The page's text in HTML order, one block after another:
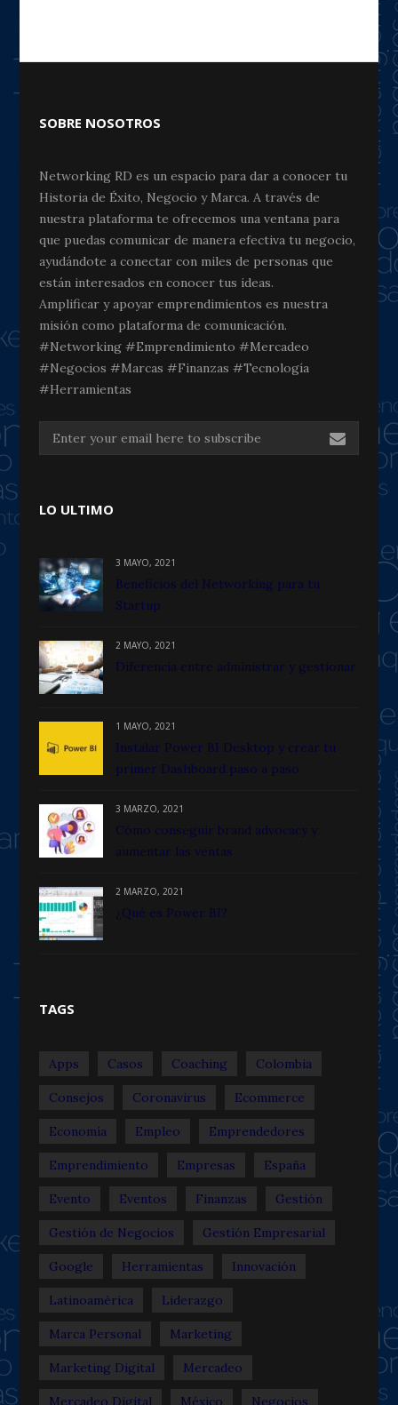
SOBRE NOSOTROS
Networking RD es un espacio para dar a conocer tu
Historia de Éxito, Negocio y Marca. A través de
nuestra plataforma te ofrecemos una ventana para
que puedas comunicar de manera efectiva tu negocio,
ayudándote a conectar con miles de personas que
están interesados en conocer tus ideas.
Amplificar y apoyar emprendimientos es nuestra
misión como plataforma de comunicación.
#Networking #Emprendimiento #Mercadeo
#Negocios #Marcas #Finanzas #Tecnología
#Herramientas
LO ULTIMO
3 MAYO, 2021
Beneficios del Networking para tu
Startup
2 MAYO, 2021
Diferencia entre administrar y gestionar
1 MAYO, 2021
Instalar Power BI Desktop y crear tu
primer Dashboard paso a paso
3 MARZO, 2021
Cómo conseguir brand advocacy y
aumentar las ventas
2 MARZO, 2021
¿Qué es Power BI?
TAGS
Apps Casos Coaching Colombia
Consejos Coronavirus Ecommerce
Economía Empleo Emprendedores
Emprendimiento Empresas España
Evento Eventos Finanzas Gestión
Gestión de Negocios Gestión Empresarial
Google Herramientas Innovación
Latinoamérica Liderazgo
Marca Personal Marketing
Marketing Digital Mercadeo
Mercadeo Digital México Negocios